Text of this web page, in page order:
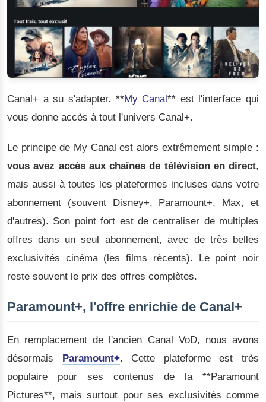
Canal+ a su s'adapter. **My Canal** est l'interface qui
vous donne accès à tout l'univers Canal+.
Le principe de My Canal est alors extrêmement simple :
vous avez accès aux chaînes de télévision en direct,
mais aussi à toutes les plateformes incluses dans votre
abonnement (souvent Disney+, Paramount+, Max, et
d'autres). Son point fort est de centraliser de multiples
offres dans un seul abonnement, avec de très belles
exclusivités cinéma (les films récents). Le point noir
reste souvent le prix des offres complètes.
Paramount+, l'offre enrichie de Canal+
En remplacement de l'ancien Canal VoD, nous avons
désormais Paramount+. Cette plateforme est très
populaire pour ses contenus de la **Paramount
Pictures**, mais surtout pour ses exclusivités comme